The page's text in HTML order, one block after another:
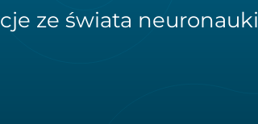
ze świata neuronauki